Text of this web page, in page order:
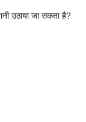
उठाया जा सकता है?